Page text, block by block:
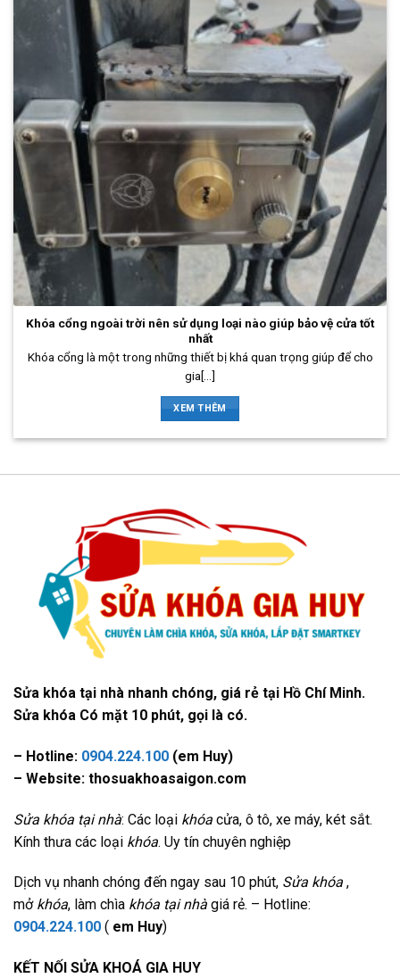
Khóa cổng ngoài trời nên sử dụng loại nào giúp bảo vệ cửa tốt
nhất
Khóa cổng là một trong những thiết bị khá quan trọng giúp để cho
gia[...]
XEM THÊM
Sửa khóa tại nhà nhanh chóng, giá rẻ tại Hồ Chí Minh.
Sửa khóa Có mặt 10 phút, gọi là có.
– Hotline: 0904.224.100 (em Huy)
– Website: thosuakhoasaigon.com
Sửa khóa tại nhà: Các loại khóa cửa, ô tô, xe máy, két sắt.
Kính thưa các loại khóa. Uy tín chuyên nghiệp
Dịch vụ nhanh chóng đến ngay sau 10 phút, Sửa khóa ,
mở khóa, làm chìa khóa tại nhà giá rẻ. – Hotline:
0904.224.100 ( em Huy)
KẾT NỐI SỬA KHOÁ GIA HUY